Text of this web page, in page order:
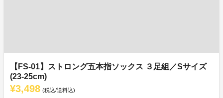
【FS-01】ストロング五本指ソックス ３足組／Sサイズ
(23-25cm)
¥3,498 (税込/送料込)